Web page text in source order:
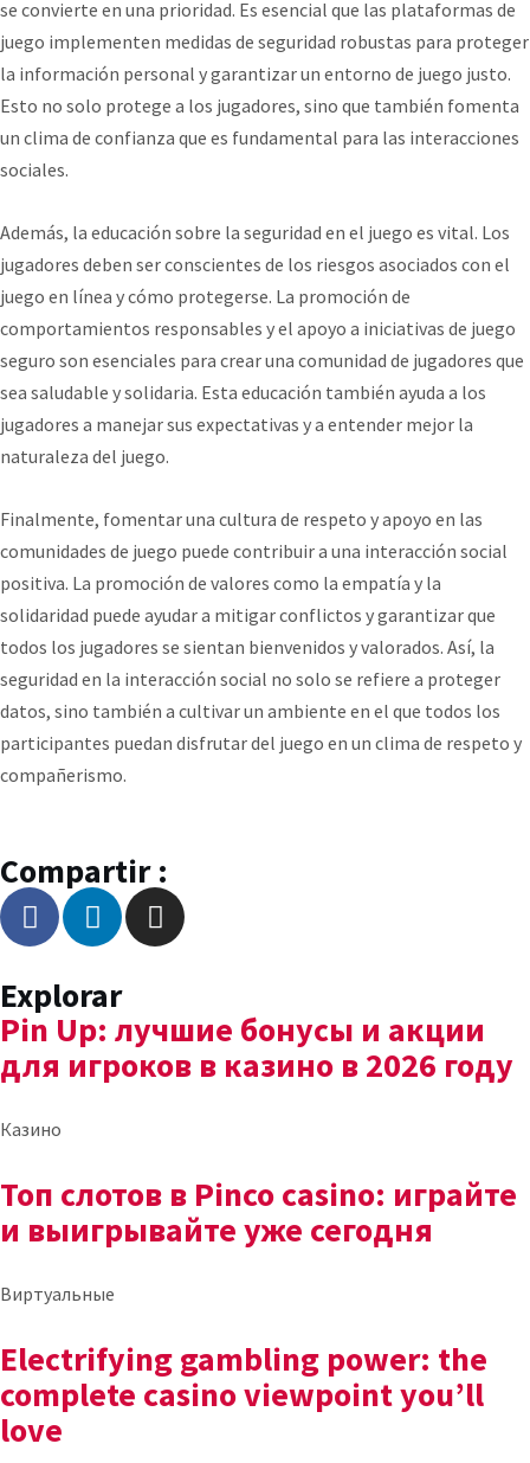
se convierte en una prioridad. Es esencial que las plataformas de
juego implementen medidas de seguridad robustas para proteger
la información personal y garantizar un entorno de juego justo.
Esto no solo protege a los jugadores, sino que también fomenta
un clima de confianza que es fundamental para las interacciones
sociales.
Además, la educación sobre la seguridad en el juego es vital. Los
jugadores deben ser conscientes de los riesgos asociados con el
juego en línea y cómo protegerse. La promoción de
comportamientos responsables y el apoyo a iniciativas de juego
seguro son esenciales para crear una comunidad de jugadores que
sea saludable y solidaria. Esta educación también ayuda a los
jugadores a manejar sus expectativas y a entender mejor la
naturaleza del juego.
Finalmente, fomentar una cultura de respeto y apoyo en las
comunidades de juego puede contribuir a una interacción social
positiva. La promoción de valores como la empatía y la
solidaridad puede ayudar a mitigar conflictos y garantizar que
todos los jugadores se sientan bienvenidos y valorados. Así, la
seguridad en la interacción social no solo se refiere a proteger
datos, sino también a cultivar un ambiente en el que todos los
participantes puedan disfrutar del juego en un clima de respeto y
compañerismo.
Compartir :
Explorar
Pin Up: лучшие бонусы и акции
для игроков в казино в 2026 году
Казино
Топ слотов в Pinco casino: играйте
и выигрывайте уже сегодня
Виртуальные
Electrifying gambling power: the
complete casino viewpoint you’ll
love